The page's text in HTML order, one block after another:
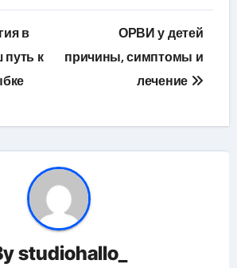
в
путь к
ОРВИ у детей
причины, симптомы и
лечение
studiohallo_